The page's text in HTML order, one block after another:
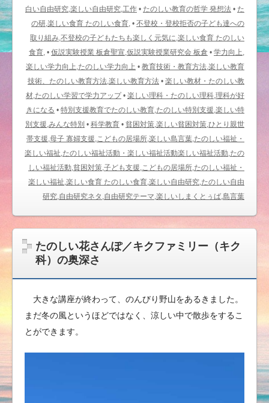
白い自由研究,楽しい自由研究,工作 • たのしい教育の哲学 発想法 • た
の研,楽しい食育 たのしい食育, • 不登校・登校拒否の子ども達への
取り組み,不登校の子どもたちも楽しく元気に,楽しい食育 たのしい
食育, • 仮説実験授業 板倉聖宣,仮説実験授業研究会 板倉 • 学力向上,
楽しい学力向上,たのしい学力向上 • 教育技術・教育方法,楽しい教育
技術、たのしい教育方法,楽しい教育方法 • 楽しい教材・たのしい教
材,たのしい学習で学力アップ• 楽しい理科・たのしい理科,理科が好
きになる • 特別支援教育でたのしい教育,たのしい特別支援,楽しい特
別支援,みんな特別 • 科学教育 • 貧困対策,楽しい貧困対策,ひとり親世
帯支援,母子 寡婦支援,こどもの居場所,楽しい島言葉,たのしい福祉・
楽しい福祉,たのしい福祉活動・楽しい福祉活動楽しい福祉活動,たの
しい福祉活動,貧困対策,子ども支援,こどもの居場所,たのしい福祉・
楽しい福祉,楽しい食育 たのしい食育,楽しい自由研究,たのしい自由
研究,自由研究ネタ,自由研究テーマ,楽しいしまくとぅば,島言葉
たのしい花さんぽ／キクファミリー（キク
科）の奥深さ
大きな講座が終わって、のんびり野山をあるきました。
まだ冬の風というほどではなく、涼しい中で散歩をするこ
とができます。